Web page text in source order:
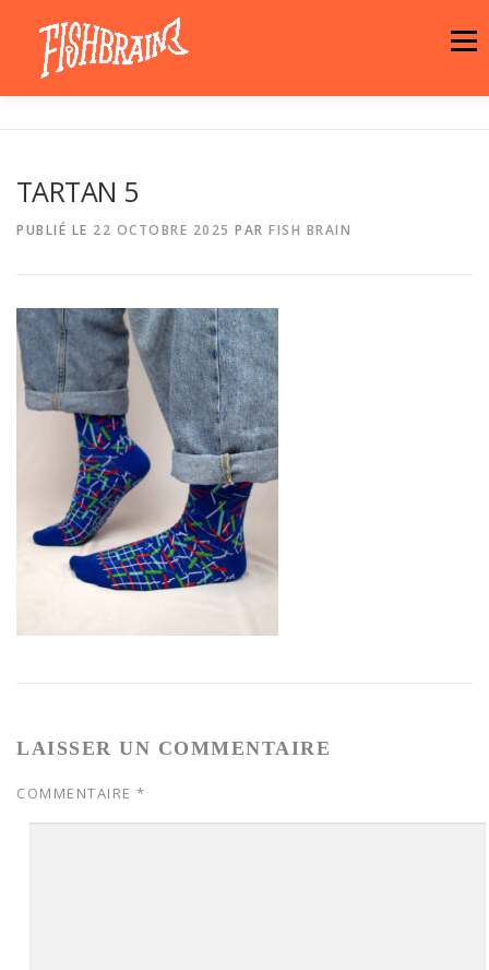
contenu
Menu
LA BOUTIQUE
TARTAN 5
PUBLIÉ LE 22 OCTOBRE 2025 PAR FISH BRAIN
LAISSER UN COMMENTAIRE
COMMENTAIRE *